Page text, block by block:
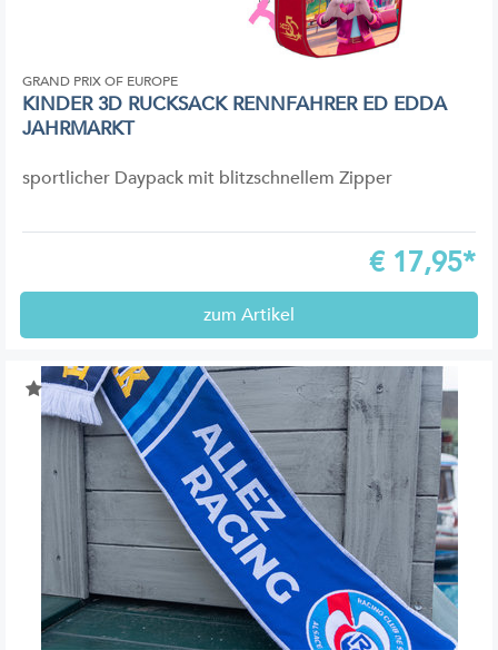
GRAND PRIX OF EUROPE
KINDER 3D RUCKSACK RENNFAHRER ED EDDA
JAHRMARKT
sportlicher Daypack mit blitzschnellem Zipper
€ 17,95*
zum Artikel